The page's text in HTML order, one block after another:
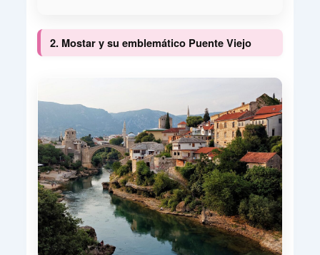
2. Mostar y su emblemático Puente Viejo